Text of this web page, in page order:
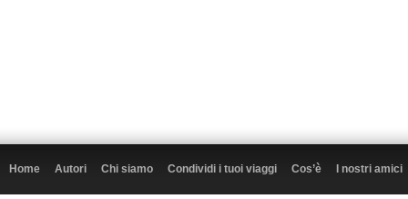
Home Autori Chi siamo Condividi i tuoi viaggi Cos’è I nostri amici